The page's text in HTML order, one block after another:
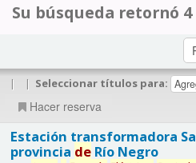
Su búsqueda retornó
| | Seleccionar títulos para:
Hacer reserva
Estación transformadora
provincia deRío Negro